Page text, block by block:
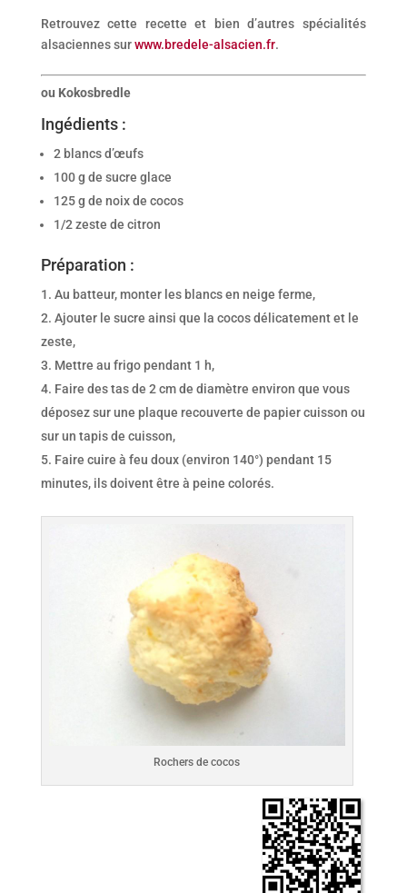
Retrouvez cette recette et bien d’autres spécialités
alsaciennes surwww.bredele-alsacien.fr.
ou Kokosbredle
Ingédients :
2 blancs d’œufs
100 g de sucre glace
125 g de noix de cocos
1/2 zeste de citron
Préparation :
Au batteur, monter les blancs en neige ferme,
Ajouter le sucre ainsi que la cocos délicatement et le
zeste,
Mettre au frigo pendant 1 h,
Faire des tas de 2 cm de diamètre environ que vous
déposez sur une plaque recouverte de papier cuisson ou
sur un tapis de cuisson,
Faire cuire à feu doux (environ 140°) pendant 15
minutes, ils doivent être à peine colorés.
Rochers de cocos